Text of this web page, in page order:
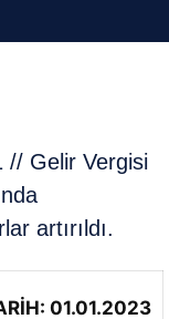
// Gelir Vergisi
artırıldı.
01.01.2023